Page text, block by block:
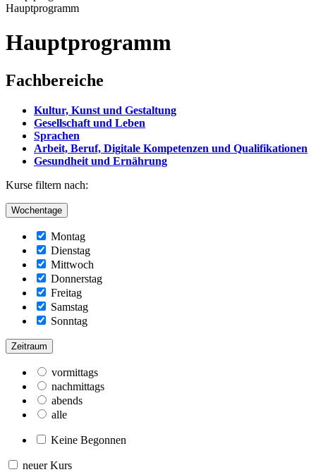
Hauptprogramm
Hauptprogramm
Fachbereiche
Kultur, Kunst und Gestaltung
Gesellschaft und Leben
Sprachen
Arbeit, Beruf, Digitale Kompetenzen und Qualifikationen
Gesundheit und Ernährung
Kurse filtern nach:
Wochentage
Montag
Dienstag
Mittwoch
Donnerstag
Freitag
Samstag
Sonntag
Zeitraum
vormittags
nachmittags
abends
alle
Keine Begonnen
neuer Kurs